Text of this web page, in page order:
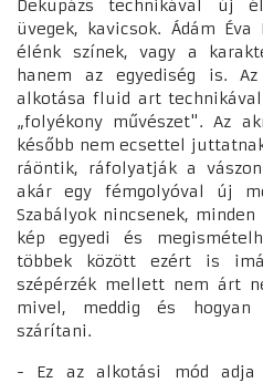
Dekupázs technikával új
üvegek, kavicsok. Ádám
élénk színek, vagy a
hanem az egyediség is.
alkotása fluid art technikával
„folyékony művészet". Az
később nem ecsettel
ráöntik, ráfolyatják a
akár egy fémgolyóval új
Szabályok nincsenek,
kép egyedi és
többek között ezért is
szépérzék mellett nem árt
mivel, meddig és
szárítani.
- Ez az alkotási mód adja